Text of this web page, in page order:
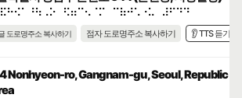
도로명주소 복사하기 점자 도로명주소 복사하기 👂 TTS 듣기
Nonhyeon-ro, Gangnam-gu, Seoul, Republic of